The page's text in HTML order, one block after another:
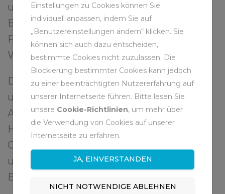
unter anderem Einblick in die
Betriebstagebücher, in denen die
Fachleute der RAG ihre Arbeit in der
Wasserhaltung dokumentieren.
Der Grubenwasseranstieg läuft
unabhängig davon über
Abschlussbetriebsplanverfahren. Die
Hebung und Einleitung des
Grubenwassers in Fließgewässer
unterliegt zahlreichen wasserrechtlichen
Bestimmungen.
Einstellungen zu Cookies können Sie
individuell anpassen, indem Sie auf
„Benutzereinstellungen ändern“ klicken. Sie
können sich auch dazu entscheiden,
bestimmte Cookies nicht zuzulassen. Die
Blockierung bestimmter Cookies kann jedoch
zu einer beeinträchtigten Nutzererfahrung auf
unserer Internetseite führen. Bitte lesen Sie
unsere Cookie-Richtlinien, um mehr über
die Verwendung von Cookies auf unserer
Internetseite zu erfahren.
JA, EINVERSTANDEN
NICHT NOTWENDIGE ABLEHNEN